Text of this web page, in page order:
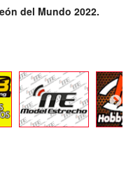
del Mundo 2022.